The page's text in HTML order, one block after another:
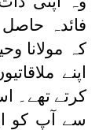
فائدہ
کہ مولانا
اپنے
کرتے تھے۔
سے آپ کو